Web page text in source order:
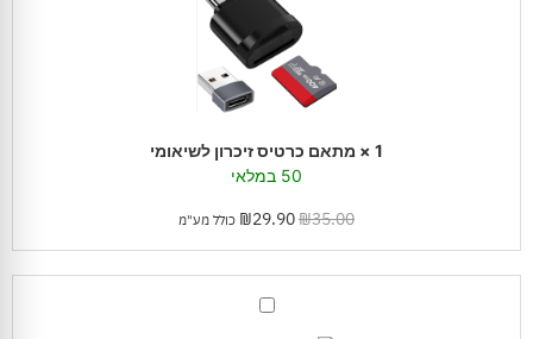
1
× מתאם כרטיס זיכרון לשיאומי
50 במלאי
₪35.00
₪29.90 כולל מע"מ
אוזניות
JBL